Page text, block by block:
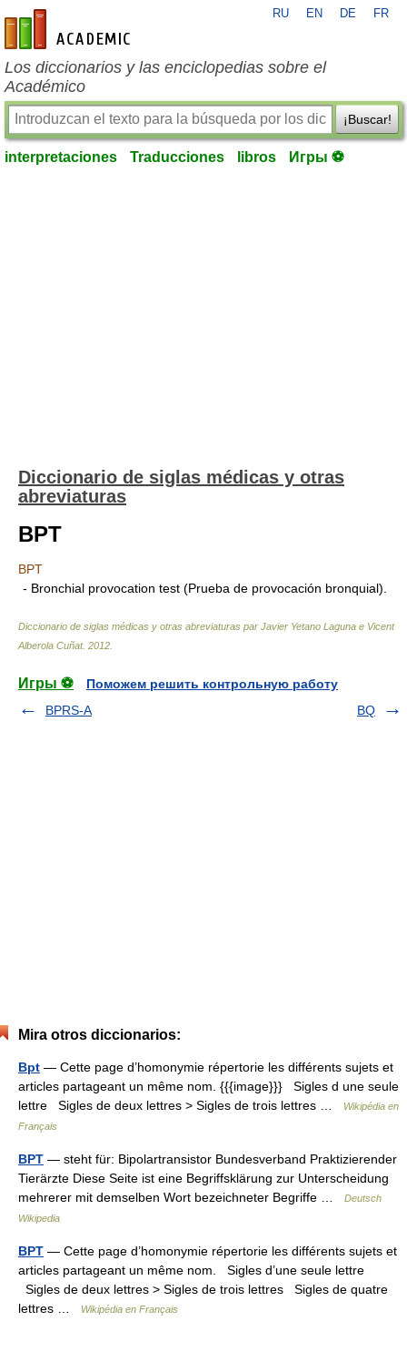
es-academic.com
RU EN DE FR
Los diccionarios y las enciclopedias sobre el
Académico
¡Buscar!
interpretaciones Traducciones libros Игры ⚽
Diccionario de siglas médicas y otras
abreviaturas
BPT
BPT
- Bronchial provocation test (Prueba de provocación bronquial).
Diccionario de siglas médicas y otras abreviaturas par Javier Yetano Laguna e Vicent
Alberola Cuñat. 2012
Игры ⚽
Поможем решить контрольную работу
BPRS-A
BQ
Mira otros diccionarios:
Bpt — Cette page d’homonymie répertorie les différents sujets et
articles partageant un même nom. {{{image}}} Sigles d une seule
lettre Sigles de deux lettres > Sigles de trois lettres …
Wikipédia en
Français
BPT — steht für: Bipolartransistor Bundesverband Praktizierender
Tierärzte Diese Seite ist eine Begriffsklärung zur Unterscheidung
mehrerer mit demselben Wort bezeichneter Begriffe …
Deutsch
Wikipedia
BPT — Cette page d’homonymie répertorie les différents sujets et
articles partageant un même nom. Sigles d’une seule lettre
Sigles de deux lettres > Sigles de trois lettres Sigles de quatre
lettres …
Wikipédia en Français